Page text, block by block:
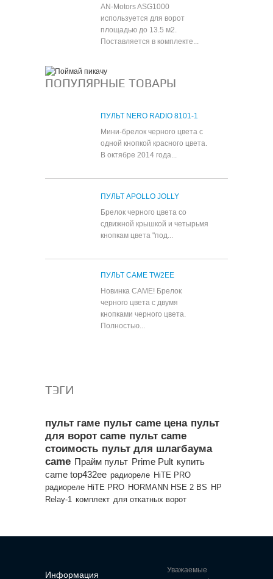
AN-Motors ASG1000
используется для ворот
площадью до 13.5 м2.
Поставляется в комплекте...
ПОПУЛЯРНЫЕ ТОВАРЫ
ПУЛЬТ NERO RADIO 8101-1
Мини-брелок черного цвета с
одной кнопкой красного цвета.
В октябре 2014 года...
ПУЛЬТ APOLLO JOLLY
Брелок черного цвета со
сдвижной крышкой и четырьмя
кнопкам цвета "под...
ПУЛЬТ CAME TW2EE
Новинка CAME! Брелок
черного цвета с двумя
кнопками черного цвета.
Полностью...
ТЭГИ
пульт гаме пульт came цена пульт
для ворот came пульт came
стоимость пульт для шлагбаума
came Прайм пульт Prime Pult купить
came top432ee радиореле HiTE PRO
радиореле HiTE PRO HORMANN HSE 2 BS HP
Relay-1 комплект для откатных ворот
Информация
Уважаемые